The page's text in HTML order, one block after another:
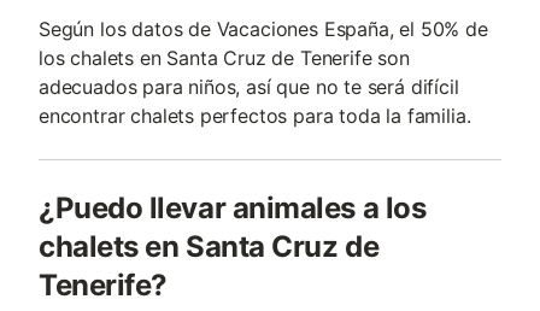
Según los datos de Vacaciones España, el 50% de
los chalets en Santa Cruz de Tenerife son
adecuados para niños, así que no te será difícil
encontrar chalets perfectos para toda la familia.
¿Puedo llevar animales a los
chalets en Santa Cruz de
Tenerife?